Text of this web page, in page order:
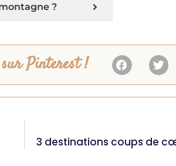
?
Pinterest !
3 destinations coups de